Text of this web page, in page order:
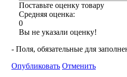
Поставьте оценку товару
Средняя оценка:
0
Вы не указали оценку!
- Поля, обязательные для
Опубликовать Отменить